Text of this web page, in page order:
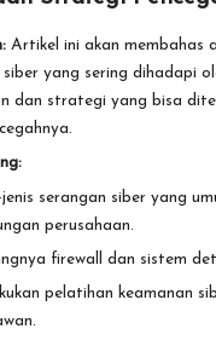
Artikel ini akan membahas
siber yang sering dihadapi
dan strategi yang bisa
jenis serangan siber yang
perusahaan.
firewall dan sistem
pelatihan keamanan